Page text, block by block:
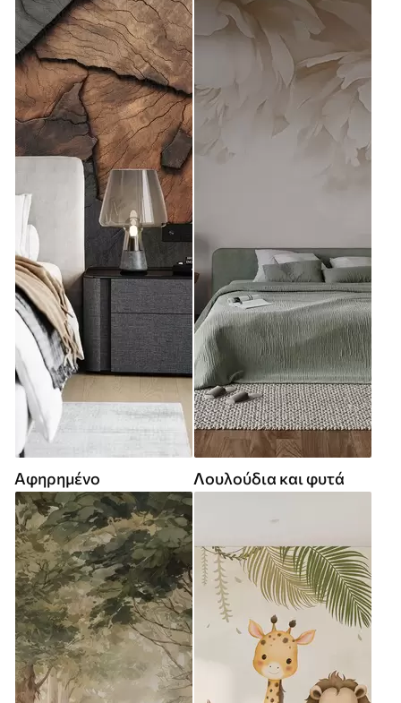
Αφηρημένο Λουλούδια και φυτά